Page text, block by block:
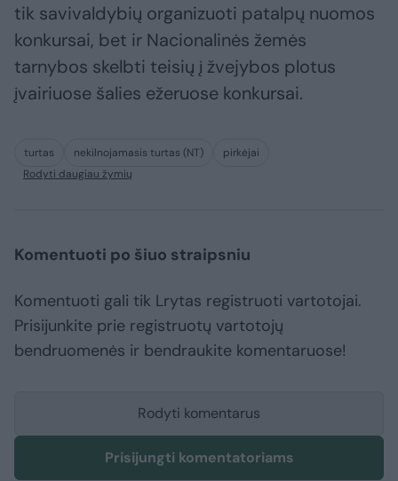
tik savivaldybių organizuoti patalpų nuomos
konkursai, bet ir Nacionalinės žemės
tarnybos skelbti teisių į žvejybos plotus
įvairiuose šalies ežeruose konkursai.
turtas nekilnojamasis turtas (NT)
pirkėjai
Rodyti daugiau žymių
Komentuoti po šiuo straipsniu
Komentuoti gali tik Lrytas registruoti vartotojai.
Prisijunkite prie registruotų vartotojų
bendruomenės ir bendraukite komentaruose!
Rodyti komentarus
Prisijungti komentatoriams